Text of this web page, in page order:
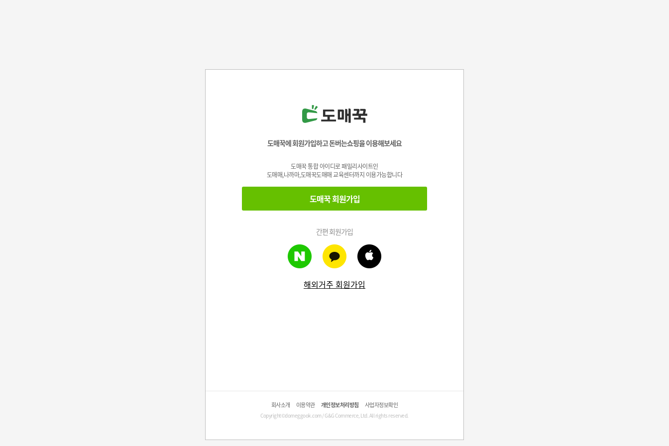
도매꾹에 회원가입하고 돈버는쇼핑을 이용해보세요
도매꾹 통합 아이디로 패밀리사이트인
도매매,나까마,도매꾹도매매 교육센터까지 이용가능합니다
도매꾹 회원가입
간편 회원가입
해외거주 회원가입
회사소개 이용약관 개인정보처리방침 사업자정보확인
Copyright©domeggook.com / G&G Commerce, Ltd. All rights reserved.